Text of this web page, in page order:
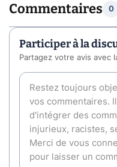
Commentaires 0
Participer à la
Partagez votre avis avec